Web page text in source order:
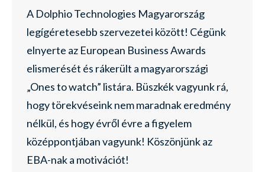
A Dolphio Technologies Magyarország
legígéretesebb szervezetei között! Cégünk
elnyerte az European Business Awards
elismerését és rákerült a magyarországi
„Ones to watch” listára. Büszkék vagyunk rá,
hogy törekvéseink nem maradnak eredmény
nélkül, és hogy évről évre a figyelem
középpontjában vagyunk! Köszönjünk az
EBA-nak a motivációt!